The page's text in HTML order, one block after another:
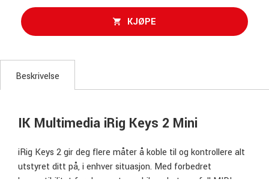
KJØPE
Beskrivelse
IK Multimedia iRig Keys 2 Mini
iRig Keys 2 gir deg flere måter å koble til og kontrollere alt
utstyret ditt på, i enhver situasjon. Med forbedret
kompatibilitet for de nyeste mobile enhetene, full MIDI-